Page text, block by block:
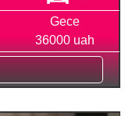
Gece
36000 uah